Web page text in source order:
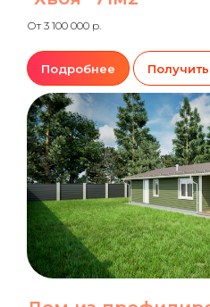
От 3 100 000 р.
Подробнее